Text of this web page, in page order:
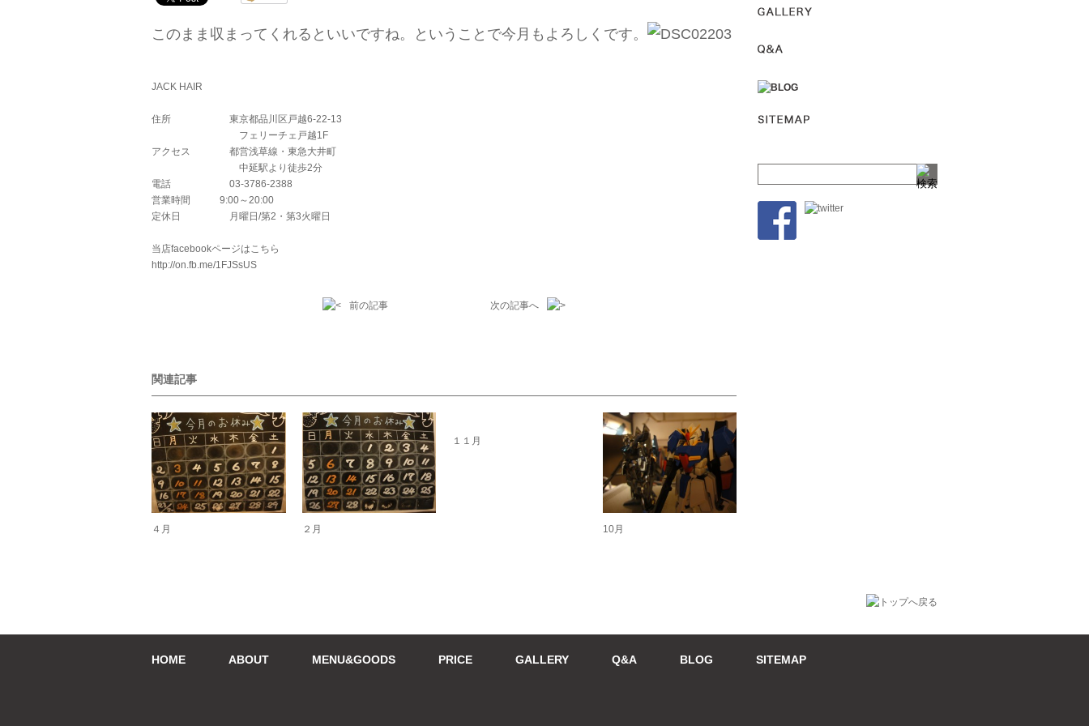
このまま収まってくれるといいですね。ということで今月もよろしくです。
JACK HAIR
住所 東京都品川区戸越6-22-13
フェリーチェ戸越1F
アクセス 都営浅草線・東急大井町
中延駅より徒歩2分
電話 03-3786-2388
営業時間 9:00～20:00
定休日 月曜日/第2・第3火曜日
当店facebookページはこちら
http://on.fb.me/1FJSsUS
前の記事 次の記事へ
関連記事
４月 ２月
１１月
10月
HOME ABOUT MENU&GOODS PRICE GALLERY Q&A BLOG SITEMAP